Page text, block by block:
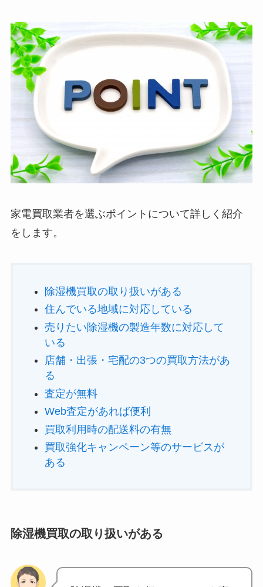
家電買取業者を選ぶポイントについて詳しく紹介
をします。
除湿機買取の取り扱いがある
住んでいる地域に対応している
売りたい除湿機の製造年数に対応して
いる
店舗・出張・宅配の3つの買取方法があ
る
査定が無料
Web査定があれば便利
買取利用時の配送料の有無
買取強化キャンペーン等のサービスが
ある
除湿機買取の取り扱いがある